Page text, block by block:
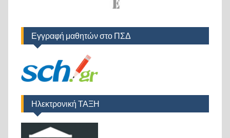
Εγγραφή μαθητών στο ΠΣΔ
Ηλεκτρονική ΤΑΞΗ